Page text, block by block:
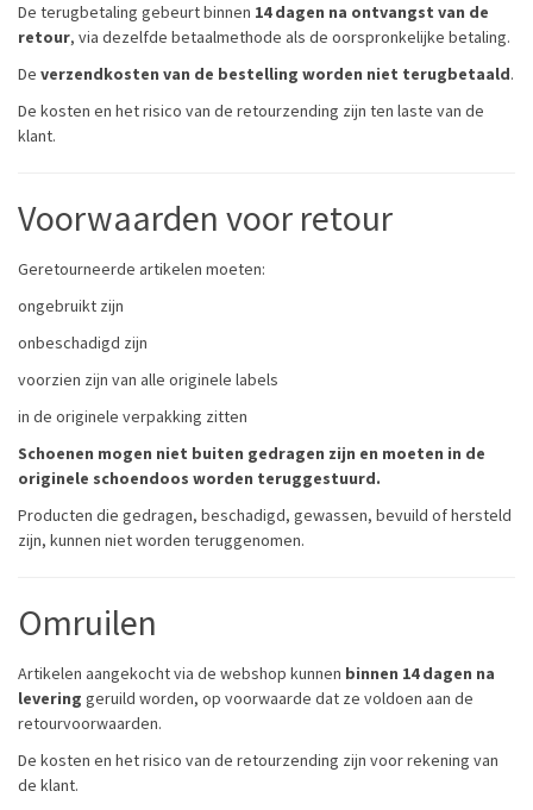
De terugbetaling gebeurt binnen 14 dagen na ontvangst van de
retour, via dezelfde betaalmethode als de oorspronkelijke betaling.
De verzendkosten van de bestelling worden niet terugbetaald.
De kosten en het risico van de retourzending zijn ten laste van de
klant.
Voorwaarden voor retour
Geretourneerde artikelen moeten:
ongebruikt zijn
onbeschadigd zijn
voorzien zijn van alle originele labels
in de originele verpakking zitten
Schoenen mogen niet buiten gedragen zijn en moeten in de
originele schoendoos worden teruggestuurd.
Producten die gedragen, beschadigd, gewassen, bevuild of hersteld
zijn, kunnen niet worden teruggenomen.
Omruilen
Artikelen aangekocht via de webshop kunnen binnen 14 dagen na
levering geruild worden, op voorwaarde dat ze voldoen aan de
retourvoorwaarden.
De kosten en het risico van de retourzending zijn voor rekening van
de klant.